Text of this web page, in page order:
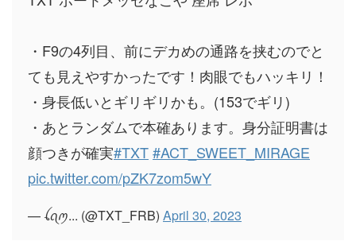
・F9の4列目、前にデカめの通路を挟むのでと
ても見えやすかったです！肉眼でもハッキリ！
・身長低いとギリギリかも。(153でギリ)
・あとランダムで本確あります。身分証明書は
顔つきが確実#TXT#ACT_SWEET_MIRAGE
pic.twitter.com/pZK7zom5wY
— ꪶꪖꪑ... (@TXT_FRB) April 30, 2023